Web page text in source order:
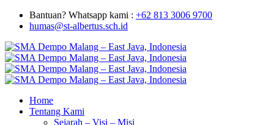
Bantuan? Whatsapp kami : +62 813 3006 9700
humas@st-albertus.sch.id
Home
Tentang Kami
Sejarah – Visi – Misi